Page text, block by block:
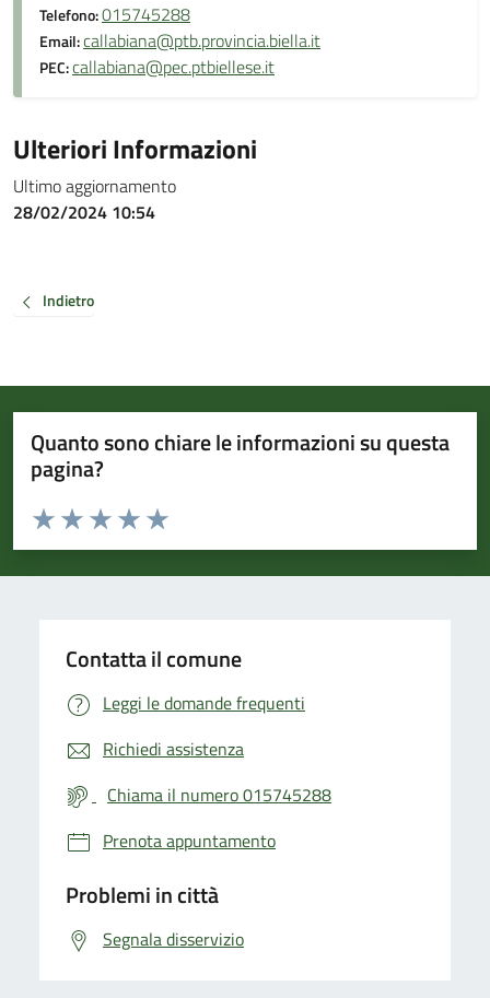
Telefono:015745288
Email:callabiana@ptb.provincia.biella.it
PEC:callabiana@pec.ptbiellese.it
Ulteriori Informazioni
Ultimo aggiornamento
28/02/2024 10:54
Indietro
Quanto sono chiare le informazioni su questa
pagina?
Valuta da 1 a 5 stelle la pagina
Valuta 5 stelle su 5
Valuta 4 stelle su 5
Valuta 3 stelle su 5
Valuta 2 stelle su 5
Valuta 1 stelle su 5
Contatta il comune
Leggi le domande frequenti
Richiedi assistenza
Chiama il numero 015745288
Prenota appuntamento
Problemi in città
Segnala disservizio